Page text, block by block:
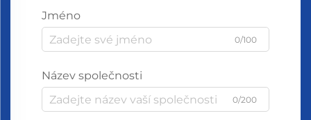
Jméno
0/100
Název společnosti
0/200